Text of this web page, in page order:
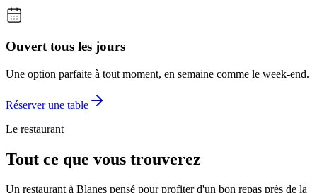
Ouvert tous les jours
Une option parfaite à tout moment, en semaine comme le week-end.
Réserver une table
Le restaurant
Tout ce que vous trouverez
Un restaurant à Blanes pensé pour profiter d'un bon repas près de la